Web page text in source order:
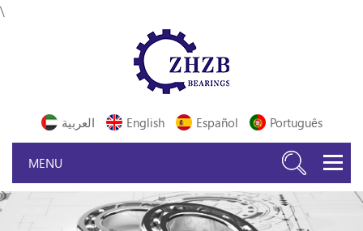
\
العربية English Español Português